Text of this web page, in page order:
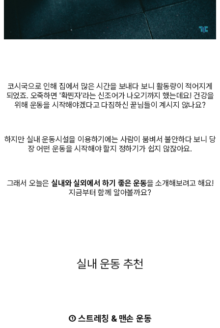
코시국으로 인해 집에서 많은 시간을 보내다 보니 활동량이 적어지게
되었죠. 오죽하면 '확찐자'라는 신조어가 나오기까지 했는데요! 건강을
위해 운동을 시작해야겠다고 다짐하신 꾿님들이 계시지 않나요?
하지만 실내 운동시설을 이용하기에는 사람이 붐벼서 불안하다 보니 당
장 어떤 운동을 시작해야 할지 정하기가 쉽지 않잖아요.
그래서 오늘은 실내와 실외에서 하기 좋은 운동을 소개해보려고 해요!
지금부터 함께 알아볼까요?
실내 운동 추천
① 스트레칭 & 맨손 운동